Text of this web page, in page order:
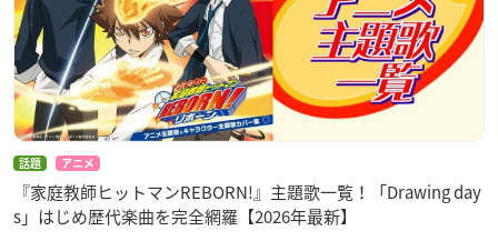
話題 アニメ
『家庭教師ヒットマンREBORN!』主題歌一覧！「Drawing day
s」はじめ歴代楽曲を完全網羅【2026年最新】